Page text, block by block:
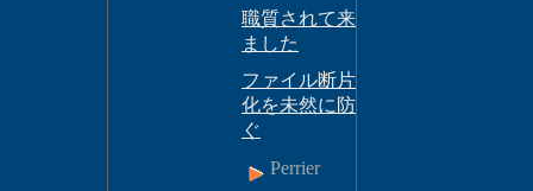
職質されて来
ました
ファイル断片
化を未然に防
ぐ
Perrier